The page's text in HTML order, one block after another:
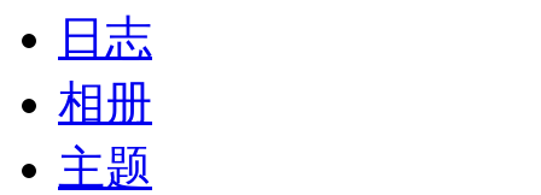
日志
相册
主题